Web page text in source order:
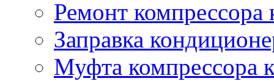
Ремонт компрессора
Заправка
Муфта компрессора